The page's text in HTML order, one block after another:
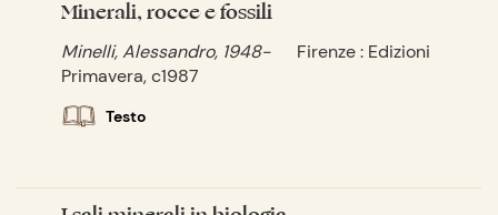
Minerali, rocce e fossili
Minelli, Alessandro, 1948-
Firenze : Edizioni
Primavera, c1987
Testo